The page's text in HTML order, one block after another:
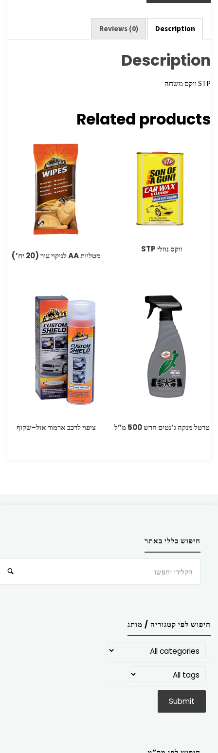
o
k
Description
Reviews (0)
Description
STP ווקס משחה
Related products
ווקס נוזלי STP
מטליות ‏AA לניקוי עור (20 יח’)
טרטל מנקה ג’נטים חדש 500 מ”ל ציפוי לרכב ארמור אול-שקוף
חיפוש כללי באתר
חיפוש לפי קטגוריה / מותג